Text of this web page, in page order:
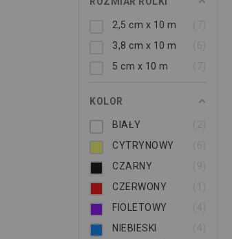
2,5 cm x 10 m
7
3,8 cm x 10 m
6
5 cm x 10 m
7
KOLOR
BIAŁY
2
CYTRYNOWY
6
CZARNY
9
CZERWONY
FIOLETOWY
4
NIEBIESKI
4